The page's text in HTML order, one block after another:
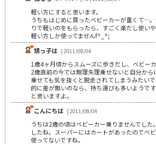
軽い方にすると思います。
うちもはじめに買ったベビーカーが重くて…
りで軽いのをもらったら、すごく楽だし使い
軽い方しか使ってませんf^_^;
甥っ子は | 2011/08/04
1歳4ヶ月頃からスムーズに歩きだし、ベビーカ
2歳直前の今では無理矢理乗せないと自分から
乗せても気を抜くと脱走されてしまうみたい
的に差が無いのなら、持ち運びも多いようで
と思いますよ。
こんにちは | 2011/08/04
うちは2歳の頃はベビーカー乗りませんでした
したね。スーパーにはカートがあったのでベ
使ってないですね。